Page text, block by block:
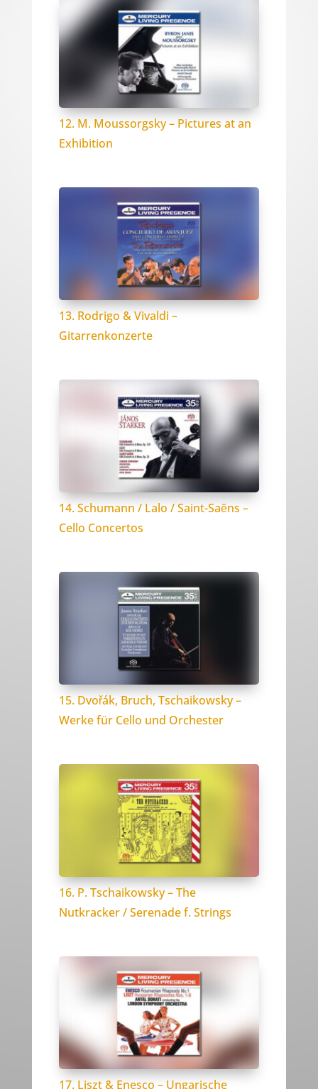
12. M. Moussorgsky – Pictures at an
Exhibition
13. Rodrigo & Vivaldi –
Gitarrenkonzerte
14. Schumann / Lalo / Saint-Saĕns –
Cello Concertos
15. Dvořák, Bruch, Tschaikowsky –
Werke für Cello und Orchester
16. P. Tschaikowsky – The
Nutkracker / Serenade f. Strings
17. Liszt & Enesco – Ungarische